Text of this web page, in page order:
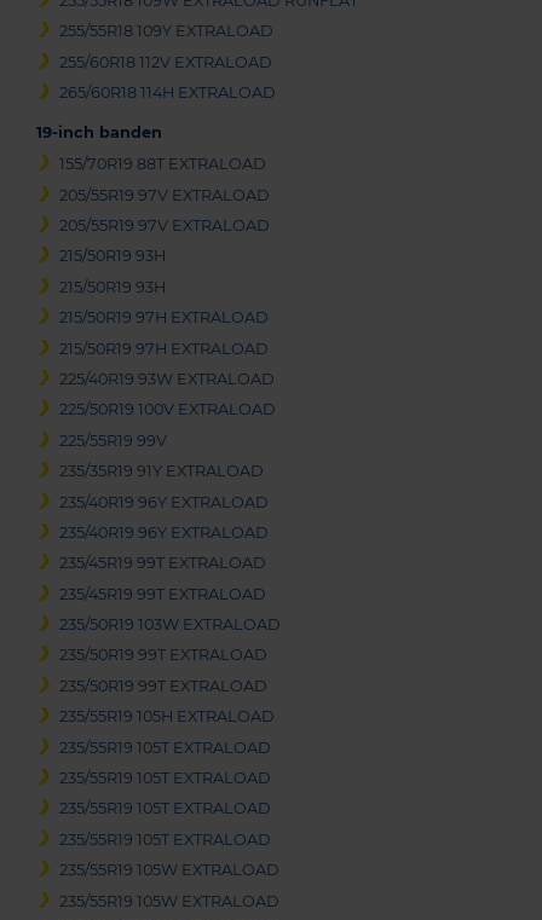
255/55R18 109Y EXTRALOAD
255/60R18 112V EXTRALOAD
265/60R18 114H EXTRALOAD
19-inch banden
155/70R19 88T EXTRALOAD
205/55R19 97V EXTRALOAD
205/55R19 97V EXTRALOAD
215/50R19 93H
215/50R19 93H
215/50R19 97H EXTRALOAD
215/50R19 97H EXTRALOAD
225/40R19 93W EXTRALOAD
225/50R19 100V EXTRALOAD
225/55R19 99V
235/35R19 91Y EXTRALOAD
235/40R19 96Y EXTRALOAD
235/40R19 96Y EXTRALOAD
235/45R19 99T EXTRALOAD
235/45R19 99T EXTRALOAD
235/50R19 103W EXTRALOAD
235/50R19 99T EXTRALOAD
235/50R19 99T EXTRALOAD
235/55R19 105H EXTRALOAD
235/55R19 105T EXTRALOAD
235/55R19 105T EXTRALOAD
235/55R19 105T EXTRALOAD
235/55R19 105T EXTRALOAD
235/55R19 105W EXTRALOAD
235/55R19 105W EXTRALOAD